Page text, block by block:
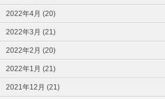
2022年4月 (20)
2022年3月 (21)
2022年2月 (20)
2022年1月 (21)
2021年12月 (21)